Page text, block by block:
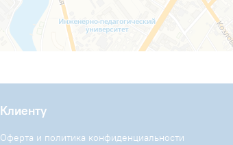
Клиенту
Оферта и политика конфиденциальности